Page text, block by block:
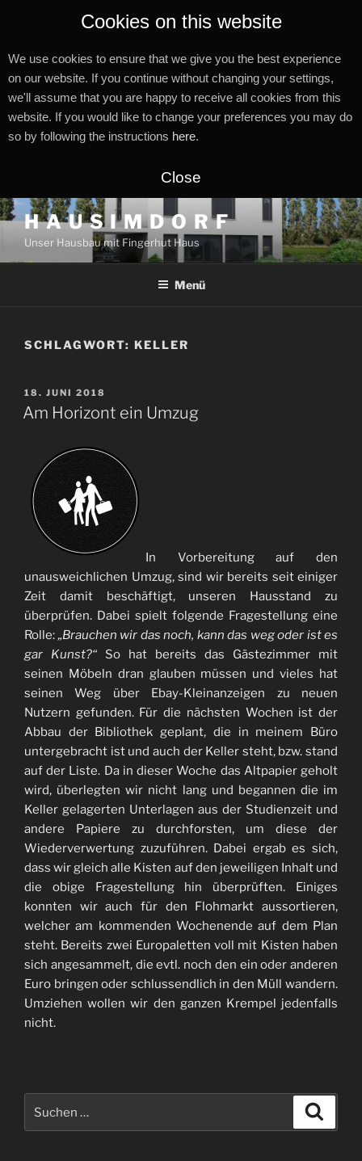
Cookies on this website
We use cookies to ensure that we give you the best experience
on our website. If you continue without changing your settings,
we'll assume that you are happy to receive all cookies from this
website. If you would like to change your preferences you may do
so by following the instructions here.
Close
Zum
Inhalt
springen
H A U S I M D O R F
Unser Hausbau mit Fingerhut Haus
Menü
SCHLAGWORT: KELLER
VERÖFFENTLICHT
AM
18. JUNI 2018
Am Horizont ein Umzug
In Vorbereitung auf den
unausweichlichen Umzug, sind wir bereits seit einiger
Zeit damit beschäftigt, unseren Hausstand zu
überprüfen. Dabei spielt folgende Fragestellung eine
Rolle:„Brauchen wir das noch, kann das weg oder ist es
gar Kunst?“ So hat bereits das Gästezimmer mit
seinen Möbeln dran glauben müssen und vieles hat
seinen Weg über Ebay-Kleinanzeigen zu neuen
Nutzern gefunden. Für die nächsten Wochen ist der
Abbau der Bibliothek geplant, die in meinem Büro
untergebracht ist und auch der Keller steht, bzw. stand
auf der Liste. Da in dieser Woche das Altpapier geholt
wird, überlegten wir nicht lang und begannen die im
Keller gelagerten Unterlagen aus der Studienzeit und
andere Papiere zu durchforsten, um diese der
Wiederverwertung zuzuführen. Dabei ergab es sich,
dass wir gleich alle Kisten auf den jeweiligen Inhalt und
die obige Fragestellung hin überprüften. Einiges
konnten wir auch für den Flohmarkt aussortieren,
welcher am kommenden Wochenende auf dem Plan
steht. Bereits zwei Europaletten voll mit Kisten haben
sich angesammelt, die evtl. noch den ein oder anderen
Euro bringen oder schlussendlich in den Müll wandern.
Umziehen wollen wir den ganzen Krempel jedenfalls
nicht.
nach: